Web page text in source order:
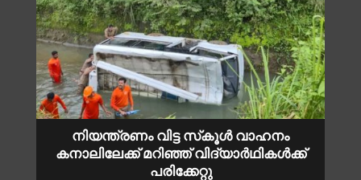
നിയന്ത്രണം വിട്ട സ്‌കൂൾ വാഹനം
കനാലിലേക്ക് മറിഞ്ഞ് വിദ്യാർഥികൾക്ക്
പരിക്കേറ്റു